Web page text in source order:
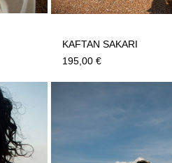
KAFTAN SAKARI
195,00€